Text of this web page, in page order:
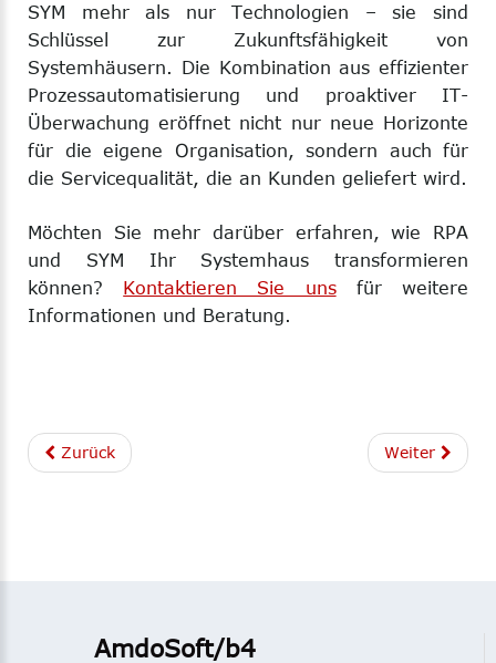
SYM mehr als nur Technologien – sie sind
Schlüssel zur Zukunftsfähigkeit von
Systemhäusern. Die Kombination aus effizienter
Prozessautomatisierung und proaktiver IT-
Überwachung eröffnet nicht nur neue Horizonte
für die eigene Organisation, sondern auch für
die Servicequalität, die an Kunden geliefert wird.
Möchten Sie mehr darüber erfahren, wie RPA
und SYM Ihr Systemhaus transformieren
können? Kontaktieren Sie unsfür weitere
Informationen und Beratung.
Zurück Weiter
AmdoSoft/b4